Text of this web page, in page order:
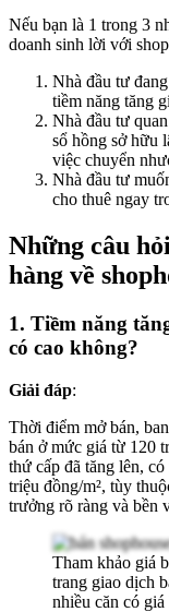
Nếu bạn là 1 trong 3
doanh sinh lời với
Nhà đầu tư
tiềm năng tăng
Nhà đầu tư
sổ hồng sở hữu
việc chuyển
Nhà đầu tư
cho thuê ngay
Những câu
hàng về
1. Tiềm năng
có cao không?
Giải đáp:
Thời điểm mở bán,
bán ở mức giá từ 120
thứ cấp đã tăng lên,
triệu đồng/m², tùy
trưởng rõ ràng và bền
Tham khảo giá
trang giao dịch
nhiều căn có